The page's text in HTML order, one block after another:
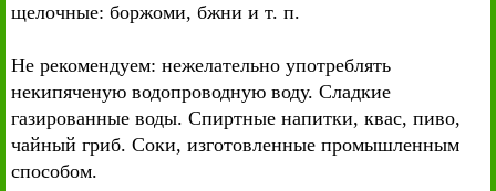
щелочные: боржоми, бжни и т. п.
Не рекомендуем: нежелательно употреблять
некипяченую водопроводную воду. Сладкие
газированные воды. Спиртные напитки, квас, пиво,
чайный гриб. Соки, изготовленные промышленным
способом.